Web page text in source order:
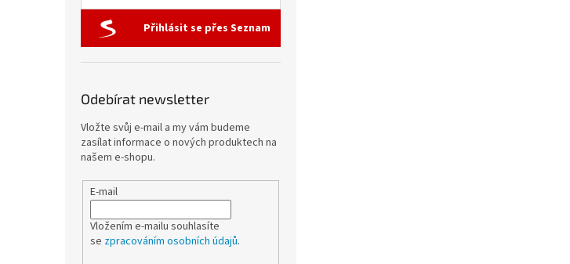
Přihlásit se přes Seznam
Odebírat newsletter
Vložte svůj e-mail a my vám budeme
zasílat informace o nových produktech na
našem e-shopu.
E-mail
Vložením e-mailu souhlasíte
se zpracováním osobních údajů.